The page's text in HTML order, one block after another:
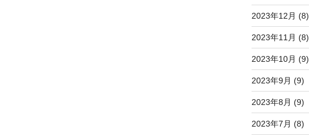
2023年12月 (8)
2023年11月 (8)
2023年10月 (9)
2023年9月 (9)
2023年8月 (9)
2023年7月 (8)